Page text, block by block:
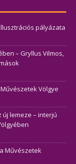
pályázata
– Gryllus Vilmos,
Völgye
új lemeze – interjú
Művészetek